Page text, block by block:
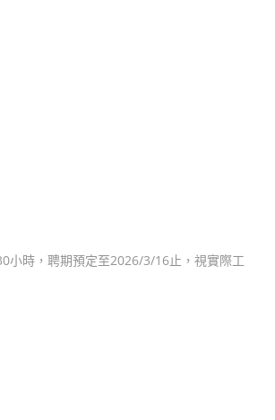
小時，聘期預定至2026/3/16止，視實際工